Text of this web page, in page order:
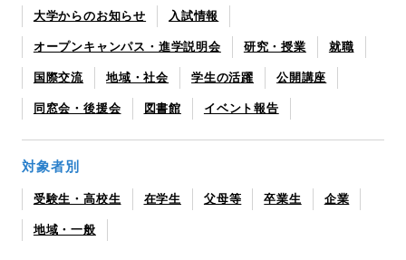
大学からのお知らせ 入試情報
オープンキャンパス・進学説明会 研究・授業 就職
国際交流 地域・社会 学生の活躍 公開講座
同窓会・後援会 図書館 イベント報告
対象者別
受験生・高校生 在学生 父母等 卒業生 企業
地域・一般